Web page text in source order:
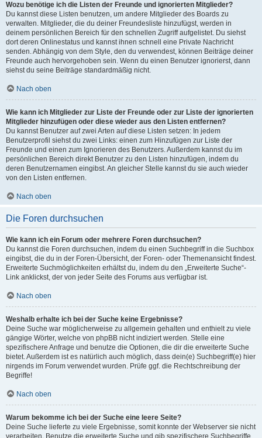
Wozu benötige ich die Listen der Freunde und ignorierten Mitglieder?
Du kannst diese Listen benutzen, um andere Mitglieder des Boards zu
verwalten. Mitglieder, die du deiner Freundesliste hinzufügst, werden in
deinem persönlichen Bereich für den schnellen Zugriff aufgelistet. Du siehst
dort deren Onlinestatus und kannst ihnen schnell eine Private Nachricht
senden. Abhängig von dem Style, den du verwendest, können Beiträge deiner
Freunde auch hervorgehoben sein. Wenn du einen Benutzer ignorierst, dann
siehst du seine Beiträge standardmäßig nicht.
Nach oben
Wie kann ich Mitglieder zur Liste der Freunde oder zur Liste der ignorierten
Mitglieder hinzufügen oder diese wieder aus den Listen entfernen?
Du kannst Benutzer auf zwei Arten auf diese Listen setzen: In jedem
Benutzerprofil siehst du zwei Links: einen zum Hinzufügen zur Liste der
Freunde und einen zum Ignorieren des Benutzers. Außerdem kannst du im
persönlichen Bereich direkt Benutzer zu den Listen hinzufügen, indem du
deren Benutzernamen eingibst. An gleicher Stelle kannst du sie auch wieder
von den Listen entfernen.
Nach oben
Die Foren durchsuchen
Wie kann ich ein Forum oder mehrere Foren durchsuchen?
Du kannst die Foren durchsuchen, indem du einen Suchbegriff in die Suchbox
eingibst, die du in der Foren-Übersicht, der Foren- oder Themenansicht findest.
Erweiterte Suchmöglichkeiten erhältst du, indem du den „Erweiterte Suche“-
Link anklickst, der von jeder Seite des Forums aus verfügbar ist.
Nach oben
Weshalb erhalte ich bei der Suche keine Ergebnisse?
Deine Suche war möglicherweise zu allgemein gehalten und enthielt zu viele
gängige Wörter, welche von phpBB nicht indiziert werden. Stelle eine
spezifischere Anfrage und benutze die Optionen, die dir die erweiterte Suche
bietet. Außerdem ist es natürlich auch möglich, dass dein(e) Suchbegriff(e) hier
nirgends im Forum verwendet wurden. Prüfe ggf. die Rechtschreibung der
Begriffe!
Nach oben
Warum bekomme ich bei der Suche eine leere Seite?
Deine Suche lieferte zu viele Ergebnisse, somit konnte der Webserver sie nicht
verarbeiten. Benutze die erweiterte Suche und gib spezifischere Suchbegriffe